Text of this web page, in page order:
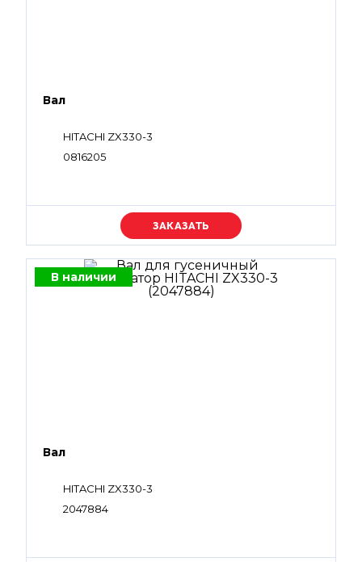
Вал
HITACHI ZX330-3
0816205
Уточняйте цену
В наличии
Вал
HITACHI ZX330-3
2047884